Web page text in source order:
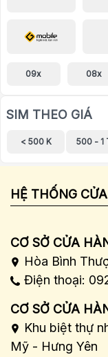
09x 08x
SIM THEO GIÁ
< 500 K 500 - 1
HỆ THỐNG
CƠ SỞ CỬA
Hòa Bình
Điện thoại:
CƠ SỞ CỬA
Khu biệt thự
Mỹ - Hưng Yên